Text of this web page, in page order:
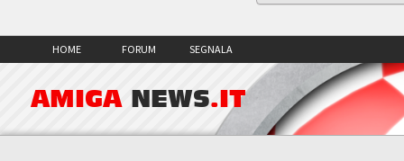
HOME FORUM SEGNALA
AMIGA NEWS.IT